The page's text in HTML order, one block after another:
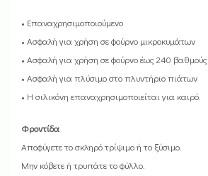
• Επαναχρησιμοποιούμενο
• Ασφαλή για χρήση σε φούρνο μικροκυμάτων
• Ασφαλή για χρήση σε φούρνο έως 240 βαθμούς
• Ασφαλή για πλύσιμο στο πλυντήριο πιάτων
• Η σιλικόνη επαναχρησιμοποιείται για καιρό.
Φροντίδα
Αποφύγετε το σκληρό τρίψιμο ή το ξύσιμο.
Μην κόβετε ή τρυπάτε το φύλλο.